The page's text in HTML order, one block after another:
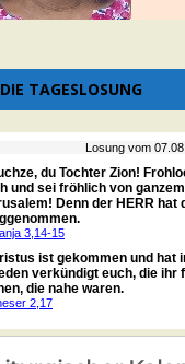
DIE TAGESLOSUNG